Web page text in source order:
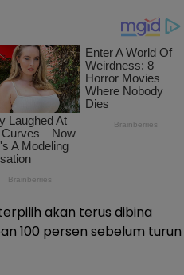
akan terus dibina
100 persen sebelum turun